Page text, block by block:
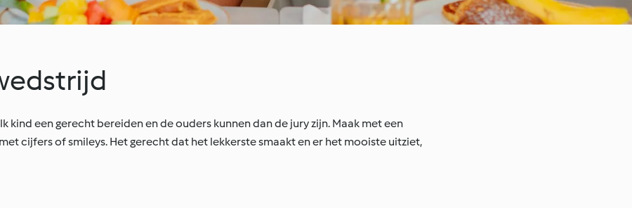
kind een gerecht bereiden en de ouders kunnen dan de jury zijn. Maak met een
cijfers of smileys. Het gerecht dat het lekkerste smaakt en er het mooiste uitziet,